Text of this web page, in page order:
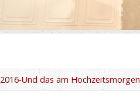
2016-Und das am Hochzeitsmorgen